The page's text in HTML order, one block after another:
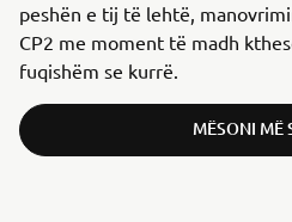
peshën e tij të lehtë,
CP2 me moment të madh
fuqishëm se kurrë.
MËSONI MË